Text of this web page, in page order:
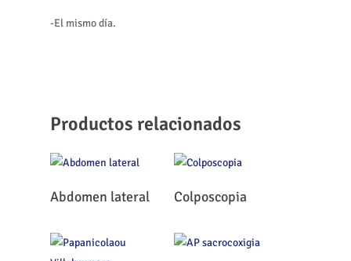
-El mismo día.
Productos relacionados
Leer Más
Abdomen lateral Leer Más
Colposcopia